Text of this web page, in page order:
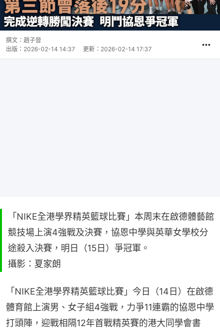
撰文： 趙子晉
出版： 2026-02-14 14:37 更新： 2026-02-14 17:37
「NIKE全港學界精英籃球比賽」本周末在啟德體藝館
競技場上演4強戰及決賽，協恩中學與英華女學校分
途殺入決賽，明日（15日）爭冠軍。
攝影：夏家朗
「NIKE全港學界精英籃球比賽」今日（14日）在啟德
體育館上演男、女子組4強戰，力爭11連霸的協恩中學
打頭陣，迎戰相隔12年首戰精英賽的港大同學會書